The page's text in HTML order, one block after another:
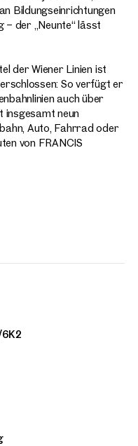
Bildungseinrichtungen
– der „Neunte“ lässt
der Wiener Linien ist
So verfügt er
auch über
insgesamt neun
Auto, Fahrrad oder
von FRANCIS